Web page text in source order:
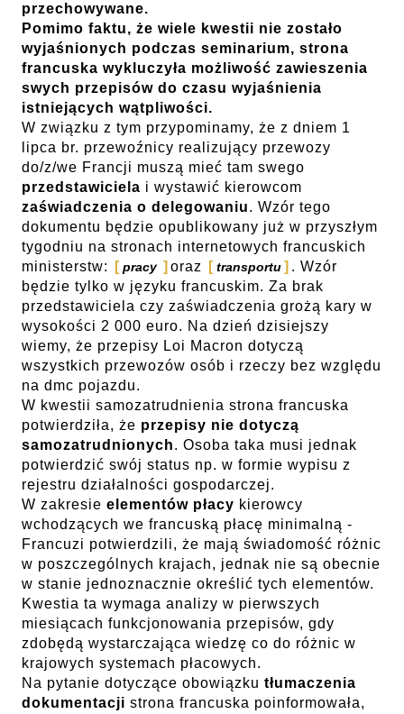
przechowywane.
Pomimo faktu, że wiele kwestii nie zostało
wyjaśnionych podczas seminarium, strona
francuska wykluczyła możliwość zawieszenia
swych przepisów do czasu wyjaśnienia
istniejących wątpliwości.
W związku z tym przypominamy, że z dniem 1
lipca br. przewoźnicy realizujący przewozy
do/z/we Francji muszą mieć tam swego
przedstawiciela i wystawić kierowcom
zaświadczenia o delegowaniu. Wzór tego
dokumentu będzie opublikowany już w przyszłym
tygodniu na stronach internetowych francuskich
ministerstw:
pracy oraz transportu
. Wzór
będzie tylko w języku francuskim. Za brak
przedstawiciela czy zaświadczenia grożą kary w
wysokości 2 000 euro. Na dzień dzisiejszy
wiemy, że przepisy Loi Macron dotyczą
wszystkich przewozów osób i rzeczy bez względu
na dmc pojazdu.
W kwestii samozatrudnienia strona francuska
potwierdziła, że przepisy nie dotyczą
samozatrudnionych. Osoba taka musi jednak
potwierdzić swój status np. w formie wypisu z
rejestru działalności gospodarczej.
W zakresie elementów płacy kierowcy
wchodzących we francuską płacę minimalną -
Francuzi potwierdzili, że mają świadomość różnic
w poszczególnych krajach, jednak nie są obecnie
w stanie jednoznacznie określić tych elementów.
Kwestia ta wymaga analizy w pierwszych
miesiącach funkcjonowania przepisów, gdy
zdobędą wystarczająca wiedzę co do różnic w
krajowych systemach płacowych.
Na pytanie dotyczące obowiązku tłumaczenia
dokumentacji strona francuska poinformowała,